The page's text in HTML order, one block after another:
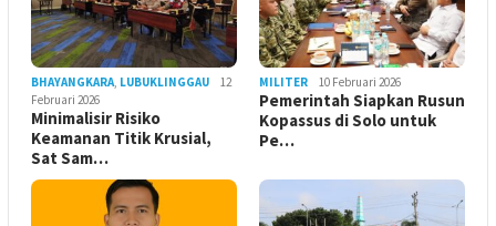
BHAYANGKARA, LUBUKLINGGAU
12
Februari 2026
Minimalisir Risiko
Keamanan Titik Krusial,
Sat Sam…
MILITER 10 Februari 2026
Pemerintah Siapkan Rusun
Kopassus di Solo untuk
Pe…